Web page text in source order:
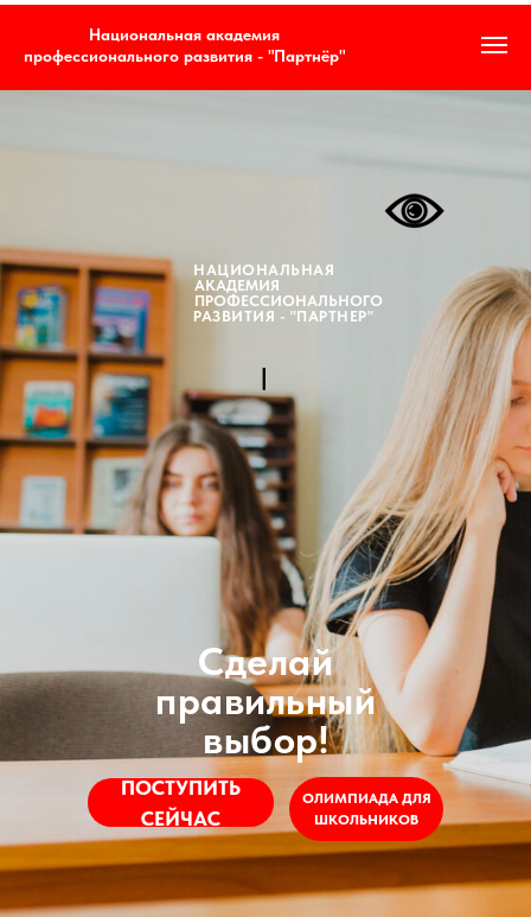
Национальная академия
профессионального развития - "Партнёр"
Сделай
правильный
выбор!
АКАДЕМИЯ
ПРОФЕССИОНАЛЬНОГО
РАЗВИТИЯ - "ПАРТНЕР"
НАЦИОНАЛЬНАЯ
|
ПОСТУПИТЬ
СЕЙЧАС
ОЛИМПИАДА ДЛЯ
ШКОЛЬНИКОВ